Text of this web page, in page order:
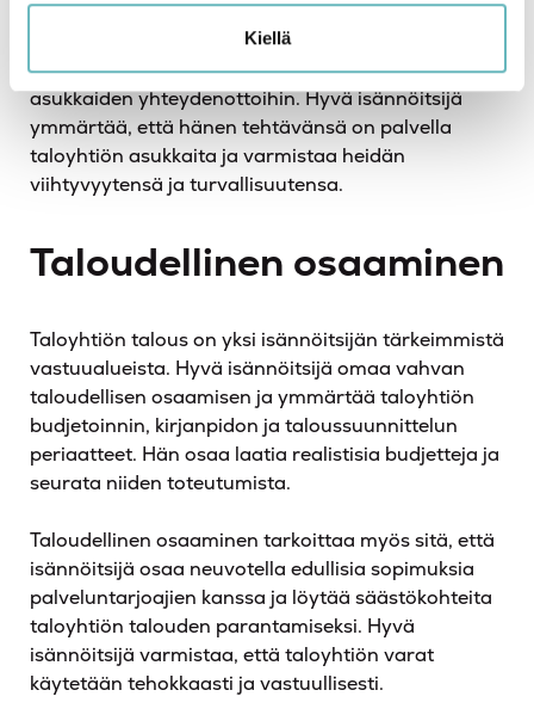
Kiellä
Asiakaspalveluhenkisyys näkyy myös siinä, että
isännöitsijä on tavoitettavissa ja reagoi nopeasti
asukkaiden yhteydenottoihin. Hyvä isännöitsijä
ymmärtää, että hänen tehtävänsä on palvella
taloyhtiön asukkaita ja varmistaa heidän
viihtyvyytensä ja turvallisuutensa.
Taloudellinen osaaminen
Taloyhtiön talous on yksi isännöitsijän tärkeimmistä
vastuualueista. Hyvä isännöitsijä omaa vahvan
taloudellisen osaamisen ja ymmärtää taloyhtiön
budjetoinnin, kirjanpidon ja taloussuunnittelun
periaatteet. Hän osaa laatia realistisia budjetteja ja
seurata niiden toteutumista.
Taloudellinen osaaminen tarkoittaa myös sitä, että
isännöitsijä osaa neuvotella edullisia sopimuksia
palveluntarjoajien kanssa ja löytää säästökohteita
taloyhtiön talouden parantamiseksi. Hyvä
isännöitsijä varmistaa, että taloyhtiön varat
käytetään tehokkaasti ja vastuullisesti.